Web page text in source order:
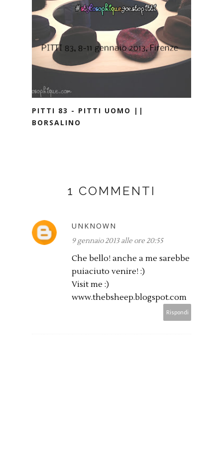
PITTI 83 - PITTI UOMO ||
BORSALINO
1 COMMENTI
UNKNOWN
9 gennaio 2013 alle ore 20:55
Che bello! anche a me sarebbe
puiaciuto venire! :)
Visit me :)
www.thebsheep.blogspot.com
Rispondi